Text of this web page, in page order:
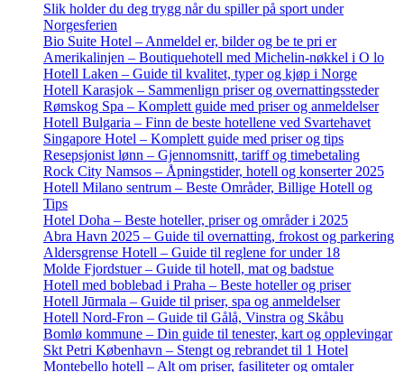
Slik holder du deg trygg når du spiller på sport under
Norgesferien
Bio Suite Hotel – Anmeldel er, bilder og be te pri er
Amerikalinjen – Boutiquehotell med Michelin-nøkkel i O lo
Hotell Laken – Guide til kvalitet, typer og kjøp i Norge
Hotell Karasjok – Sammenlign priser og overnattingssteder
Rømskog Spa – Komplett guide med priser og anmeldelser
Hotell Bulgaria – Finn de beste hotellene ved Svartehavet
Singapore Hotel – Komplett guide med priser og tips
Resepsjonist lønn – Gjennomsnitt, tariff og timebetaling
Rock City Namsos – Åpningstider, hotell og konserter 2025
Hotell Milano sentrum – Beste Områder, Billige Hotell og
Tips
Hotel Doha – Beste hoteller, priser og områder i 2025
Abra Havn 2025 – Guide til overnatting, frokost og parkering
Aldersgrense Hotell – Guide til reglene for under 18
Molde Fjordstuer – Guide til hotell, mat og badstue
Hotell med boblebad i Praha – Beste hoteller og priser
Hotell Jūrmala – Guide til priser, spa og anmeldelser
Hotell Nord-Fron – Guide til Gålå, Vinstra og Skåbu
Bomlø kommune – Din guide til tenester, kart og opplevingar
Skt Petri København – Stengt og rebrandet til 1 Hotel
Montebello hotell – Alt om priser, fasiliteter og omtaler